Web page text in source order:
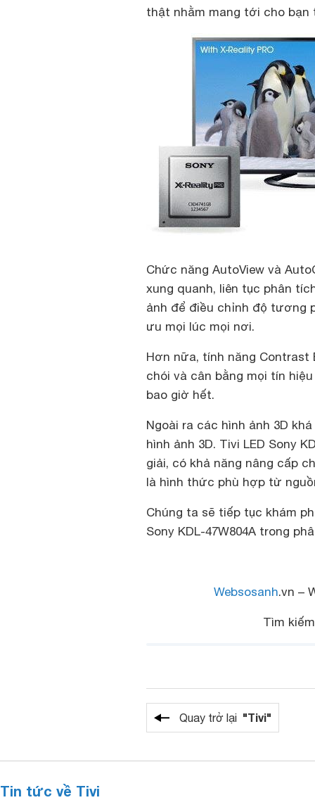
thật nhằm mang tới cho bạn
Chức năng AutoView và
xung quanh, liên tục phân
ảnh để điều chỉnh độ tương
ưu mọi lúc mọi nơi.
Hơn nữa, tính năng Contrast
chói và cân bằng mọi tín
bao giờ hết.
Ngoài ra các hình ảnh 3D
hình ảnh 3D. Tivi LED Sony
giải, có khả năng nâng cấp
là hình thức phù hợp từ
Chúng ta sẽ tiếp tục khám
Sony KDL-47W804A trong
Websosanh.vn –
Tìm
Quay trở lại "Tivi"
Tin tức về Tivi